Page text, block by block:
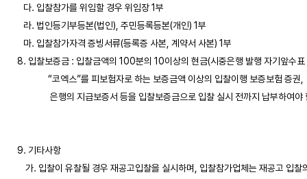
   다. 입찰참가를 위임할 경우 위임장 1부
   라. 법인등기부등본(법인), 주민등록등본(개인) 1부
   마. 입찰참가자격 증빙서류(등록증 사본, 계약서 사본) 1부
8. 입찰보증금 : 입찰금액의 100분의 10이상의 현금(시중은행 발행 자기앞수
               “코엑스”를 피보험자로 하는 보증금액 이상의 입찰이행 보증보험 증권,
은행의 지급보증서 등을 입찰보증금으로 입찰 실시 전까지 납부하여야
9. 기타사항
가. 입찰이 유찰될 경우 재공고입찰을 실시하며, 입찰참가업체는 재공고 입